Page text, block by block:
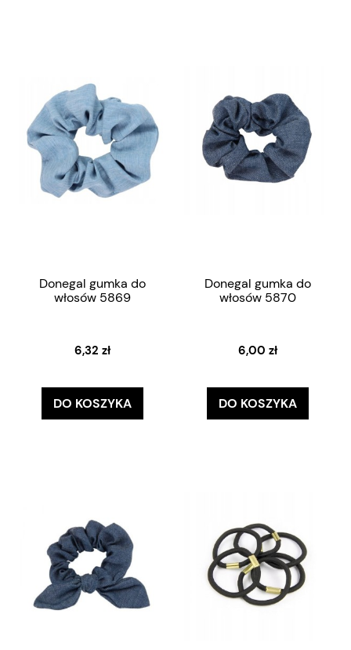
Donegal gumka do
włosów 5869
6,32 zł
DO KOSZYKA
Donegal gumka do
włosów 5870
6,00 zł
DO KOSZYKA